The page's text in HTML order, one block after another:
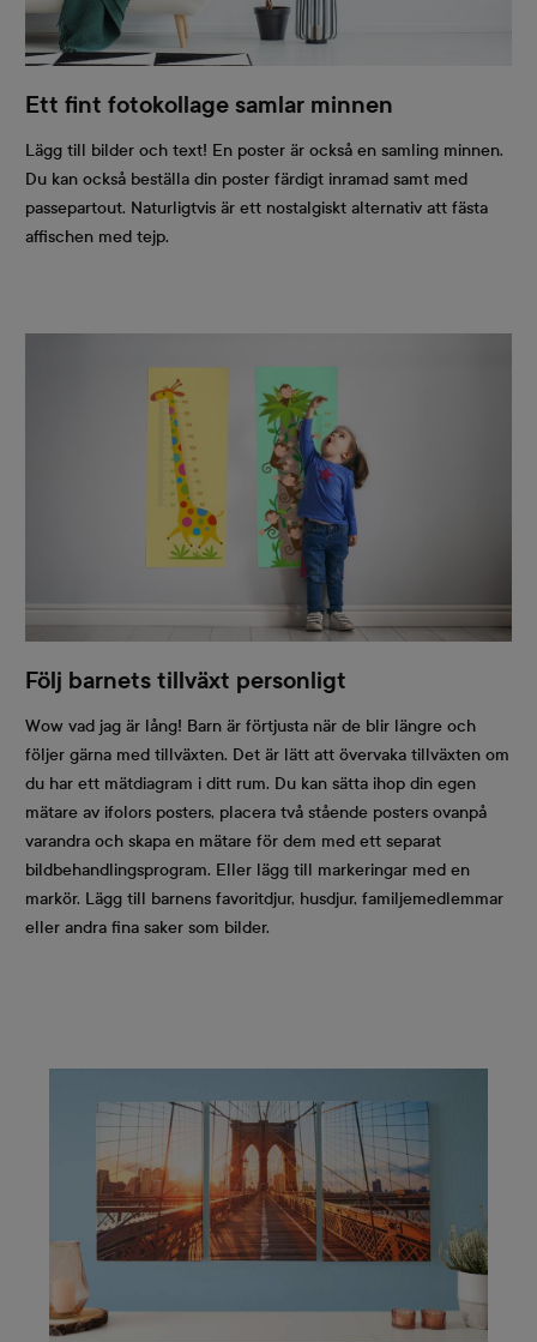
Ett fint fotokollage samlar minnen
Lägg till bilder och text! En poster är också en samling minnen.
Du kan också beställa din poster färdigt inramad samt med
passepartout. Naturligtvis är ett nostalgiskt alternativ att fästa
affischen med tejp.
Följ barnets tillväxt personligt
Wow vad jag är lång! Barn är förtjusta när de blir längre och
följer gärna med tillväxten. Det är lätt att övervaka tillväxten om
du har ett mätdiagram i ditt rum. Du kan sätta ihop din egen
mätare av ifolors posters, placera två stående posters ovanpå
varandra och skapa en mätare för dem med ett separat
bildbehandlingsprogram. Eller lägg till markeringar med en
markör. Lägg till barnens favoritdjur, husdjur, familjemedlemmar
eller andra fina saker som bilder.